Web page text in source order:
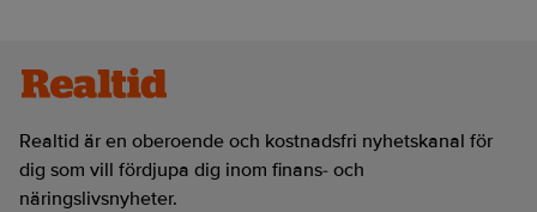
Realtid är en oberoende och kostnadsfri nyhetskanal för
dig som vill fördjupa dig inom finans- och
näringslivsnyheter.